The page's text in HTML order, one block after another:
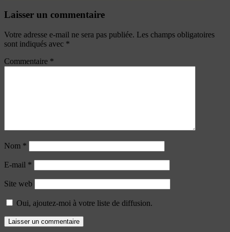
Laisser un commentaire
Votre adresse e-mail ne sera pas publiée. Les champs obligatoires
sont indiqués avec *
Commentaire *
Nom *
E-mail *
Site web
Oui, ajoutez-moi à votre liste de diffusion.